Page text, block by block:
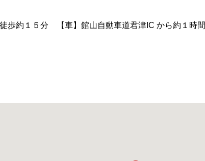
歩約１５分 【車】館山自動車道君津IC から約１時間